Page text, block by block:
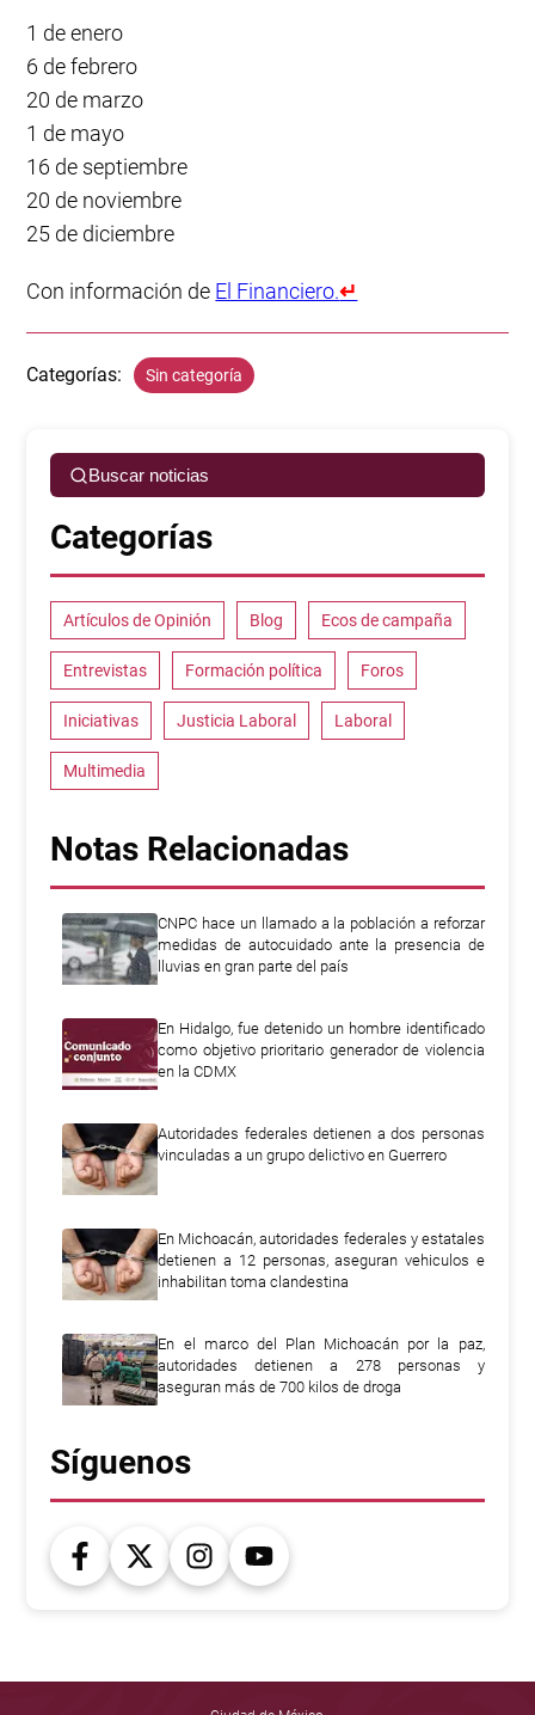
1 de enero
6 de febrero
20 de marzo
1 de mayo
16 de septiembre
20 de noviembre
25 de diciembre
Con información de El Financiero.↵
Categorías: Sin categoría
Buscar noticias
Categorías
Artículos de Opinión Blog Ecos de campaña
Entrevistas Formación política Foros
Iniciativas Justicia Laboral Laboral
Multimedia
Notas Relacionadas
CNPC hace un llamado a la población a reforzar
medidas de autocuidado ante la presencia de
lluvias en gran parte del país
En Hidalgo, fue detenido un hombre identificado
como objetivo prioritario generador de violencia
en la CDMX
Autoridades federales detienen a dos personas
vinculadas a un grupo delictivo en Guerrero
En Michoacán, autoridades federales y estatales
detienen a 12 personas, aseguran vehiculos e
inhabilitan toma clandestina
En el marco del Plan Michoacán por la paz,
autoridades detienen a 278 personas y
aseguran más de 700 kilos de droga
Síguenos